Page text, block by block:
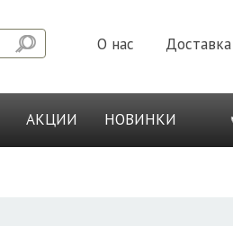
О нас
АКЦИИ НОВИНКИ